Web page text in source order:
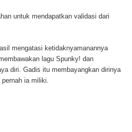
untuk mendapatkan validasi dari
mengatasi ketidaknyamanannya
lagu Spunky! dan
diri. Gadis itu membayangkan dirinya
ia miliki.